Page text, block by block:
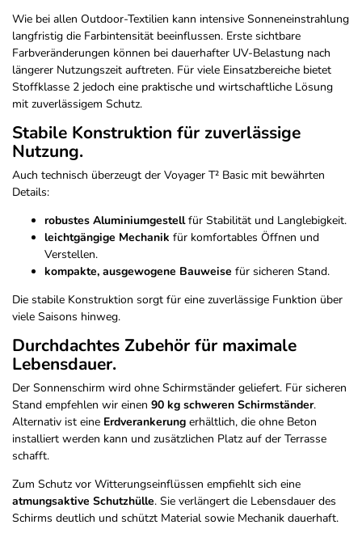
Wie bei allen Outdoor-Textilien kann intensive Sonneneinstrahlung
langfristig die Farbintensität beeinflussen. Erste sichtbare
Farbveränderungen können bei dauerhafter UV-Belastung nach
längerer Nutzungszeit auftreten. Für viele Einsatzbereiche bietet
Stoffklasse 2 jedoch eine praktische und wirtschaftliche Lösung
mit zuverlässigem Schutz.
Stabile Konstruktion für zuverlässige
Nutzung.
Auch technisch überzeugt der Voyager T² Basic mit bewährten
Details:
robustes Aluminiumgestellfür Stabilität und Langlebigkeit.
leichtgängige Mechanik für komfortables Öffnen und
Verstellen.
kompakte, ausgewogene Bauweise für sicheren Stand.
Die stabile Konstruktion sorgt für eine zuverlässige Funktion über
viele Saisons hinweg.
Durchdachtes Zubehör für maximale
Lebensdauer.
Der Sonnenschirm wird ohne Schirmständer geliefert. Für sicheren
Stand empfehlen wir einen 90 kg schweren Schirmständer.
Alternativ ist eine Erdverankerung erhältlich, die ohne Beton
installiert werden kann und zusätzlichen Platz auf der Terrasse
schafft.
Zum Schutz vor Witterungseinflüssen empfiehlt sich eine
atmungsaktive Schutzhülle. Sie verlängert die Lebensdauer des
Schirms deutlich und schützt Material sowie Mechanik dauerhaft.